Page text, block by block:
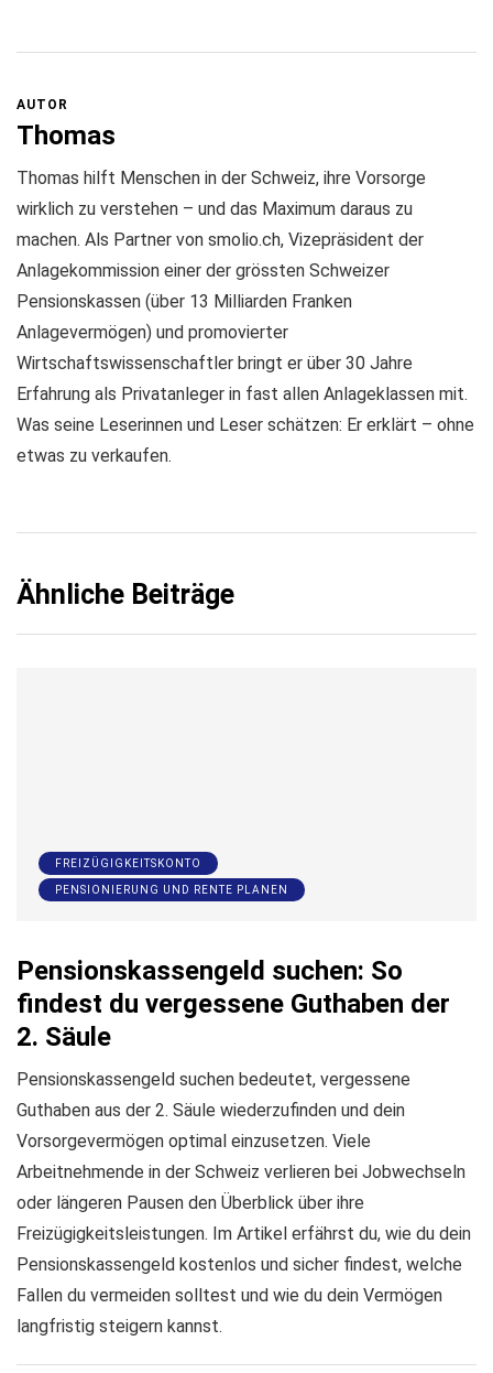
AUTOR
Thomas
Thomas hilft Menschen in der Schweiz, ihre Vorsorge
wirklich zu verstehen – und das Maximum daraus zu
machen. Als Partner von smolio.ch, Vizepräsident der
Anlagekommission einer der grössten Schweizer
Pensionskassen (über 13 Milliarden Franken
Anlagevermögen) und promovierter
Wirtschaftswissenschaftler bringt er über 30 Jahre
Erfahrung als Privatanleger in fast allen Anlageklassen mit.
Was seine Leserinnen und Leser schätzen: Er erklärt – ohne
etwas zu verkaufen.
Ähnliche Beiträge
FREIZÜGIGKEITSKONTO
PENSIONIERUNG UND RENTE PLANEN
Pensionskassengeld suchen: So
findest du vergessene Guthaben der
2. Säule
Pensionskassengeld suchen bedeutet, vergessene
Guthaben aus der 2. Säule wiederzufinden und dein
Vorsorgevermögen optimal einzusetzen. Viele
Arbeitnehmende in der Schweiz verlieren bei Jobwechseln
oder längeren Pausen den Überblick über ihre
Freizügigkeitsleistungen. Im Artikel erfährst du, wie du dein
Pensionskassengeld kostenlos und sicher findest, welche
Fallen du vermeiden solltest und wie du dein Vermögen
langfristig steigern kannst.